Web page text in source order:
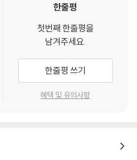
한줄평
첫번째 한줄평을
남겨주세요.
한줄평 쓰기
혜택 및 유의사항